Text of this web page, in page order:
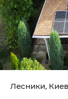
Лесники,